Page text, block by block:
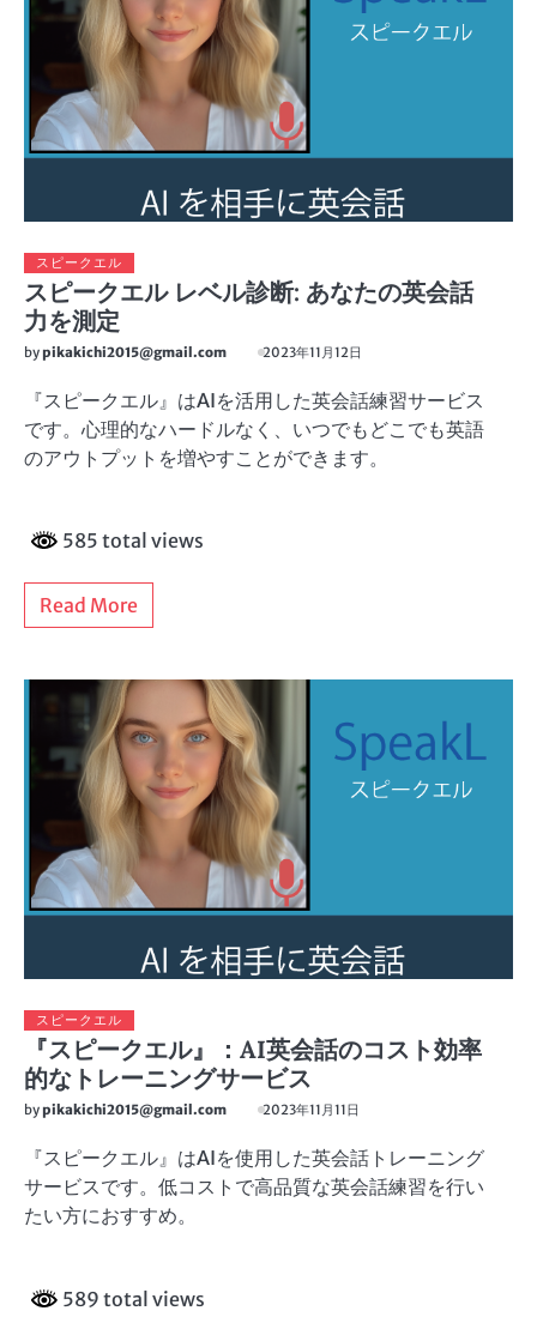
スピークエル
スピークエル レベル診断: あなたの英会話
力を測定
bypikakichi2015@gmail.com 2023年11月12日
『スピークエル』はAIを活用した英会話練習サービス
です。心理的なハードルなく、いつでもどこでも英語
のアウトプットを増やすことができます。
585 total views
Read More
スピークエル
『スピークエル』：AI英会話のコスト効率
的なトレーニングサービス
bypikakichi2015@gmail.com 2023年11月11日
『スピークエル』はAIを使用した英会話トレーニング
サービスです。低コストで高品質な英会話練習を行い
たい方におすすめ。
589 total views